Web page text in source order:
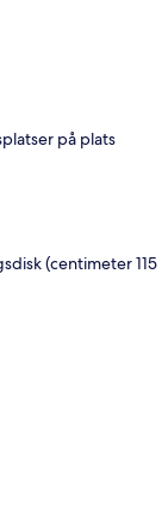
på plats
(centimeter 115